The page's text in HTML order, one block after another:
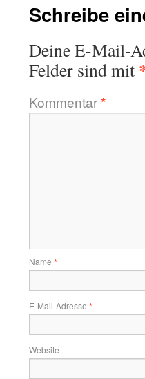
Schreibe
Deine E-Mail-
Felder sind mit
Kommentar*
Name *
E-Mail-Adresse *
Website